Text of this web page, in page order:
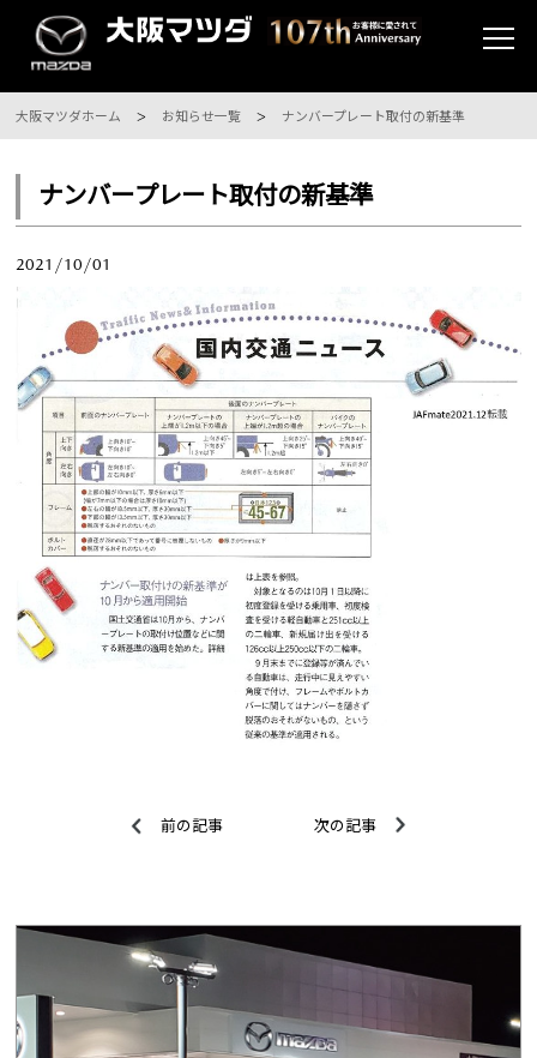
大阪マツダホーム お知らせ一覧 ナンバープレート取付の新基準
ナンバープレート取付の新基準
2021/10/01
前の記事 次の記事